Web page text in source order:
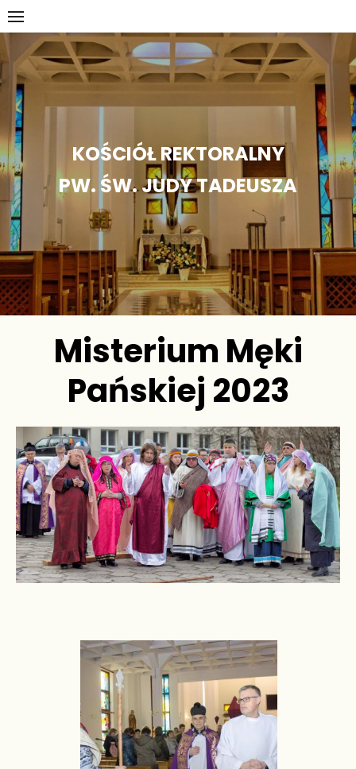
Skip
to
content
KOŚCIÓŁ REKTORALNY
PW. ŚW. JUDY TADEUSZA
Misterium Męki
Pańskiej 2023